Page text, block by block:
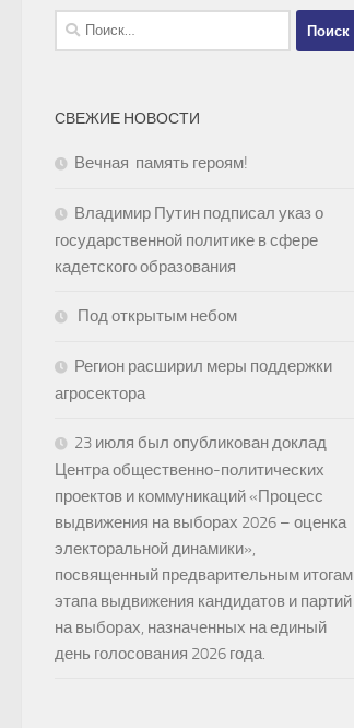
Найти:
СВЕЖИЕ НОВОСТИ
Вечная память героям!
Владимир Путин подписал указ о
государственной политике в сфере
кадетского образования
Под открытым небом
Регион расширил меры поддержки
агросектора
23 июля был опубликован доклад
Центра общественно-политических
проектов и коммуникаций «Процесс
выдвижения на выборах 2026 – оценка
электоральной динамики»,
посвященный предварительным итогам
этапа выдвижения кандидатов и партий
на выборах, назначенных на единый
день голосования 2026 года.